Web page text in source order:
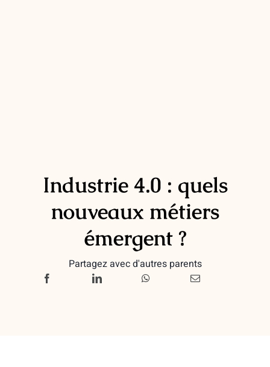
Industrie 4.0 : quels
nouveaux métiers
émergent ?
Partagez avec d'autres parents